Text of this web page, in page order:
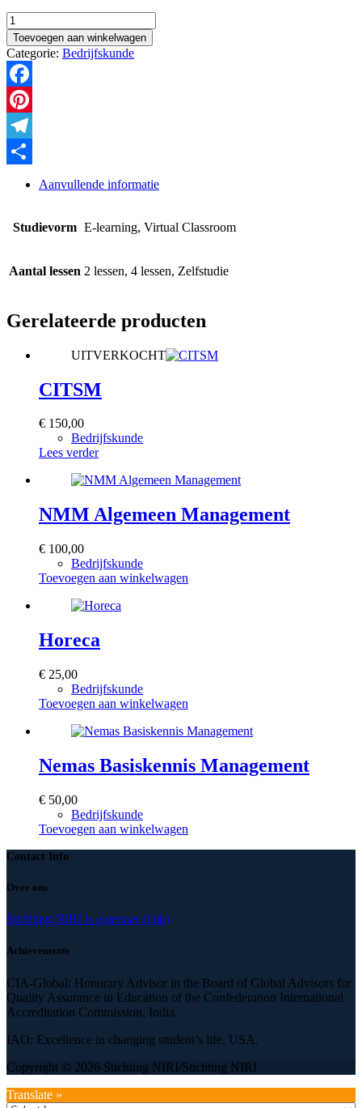
Basiskennis
Ondernemerschap
aantal
Toevoegen aan winkelwagen
Categorie: Bedrijfskunde
Facebook
Pinterest
Telegram
Aanvullende informatie
Studievorm E-learning, Virtual Classroom
Aantal lessen 2 lessen, 4 lessen, Zelfstudie
Gerelateerde producten
UITVERKOCHT
CITSM
€ 150,00
Bedrijfskunde
Lees verder
NMM Algemeen Management
€ 100,00
Bedrijfskunde
Toevoegen aan winkelwagen
Horeca
€ 25,00
Bedrijfskunde
Toevoegen aan winkelwagen
Nemas Basiskennis Management
€ 50,00
Bedrijfskunde
Toevoegen aan winkelwagen
Contact Info
Over ons
Stichting NIRI is eigenaar (link)
Achievements
CIA-Global: Honorary Advisor in the Board of Global Advisors for
Quality Assurance in Education of the Confederation International
Accreditation Commission, India.
IAO: Excellence in changing student’s life, USA.
Copyright © 2026 Stichting NIRI/Stichting NIRI
Translate »